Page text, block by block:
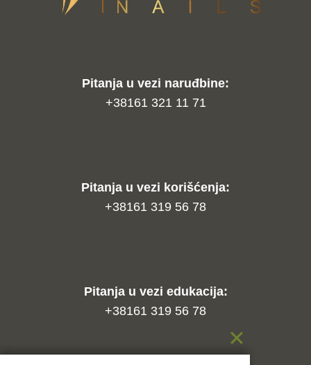
Pitanja u vezi naruđbine:
+38161 321 11 71
Pitanja u vezi korišćenja:
+38161 319 56 78
Pitanja u vezi edukacija:
+38161 319 56 78